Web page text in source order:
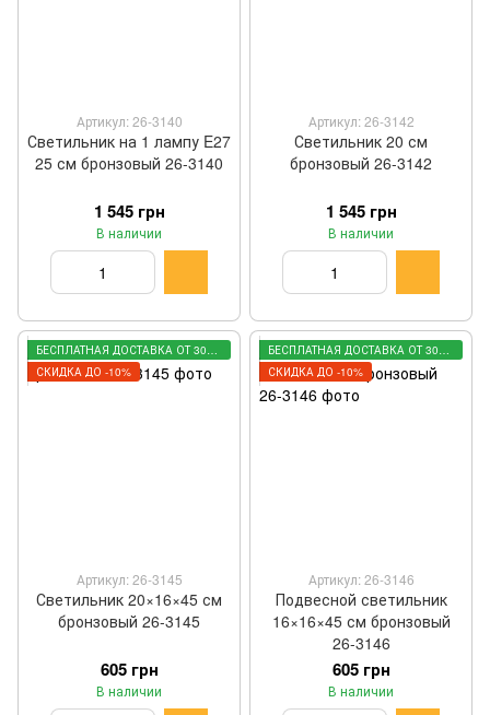
Артикул: 26-3140
Светильник на 1 лампу E27
25 см бронзовый 26-3140
1 545 грн
В наличии
Артикул: 26-3142
Светильник 20 см
бронзовый 26-3142
1 545 грн
В наличии
БЕСПЛАТНАЯ ДОСТАВКА ОТ 3000 ГРН
СКИДКА ДО -10%
Артикул: 26-3145
Светильник 20×16×45 см
бронзовый 26-3145
605 грн
В наличии
БЕСПЛАТНАЯ ДОСТАВКА ОТ 3000 ГРН
СКИДКА ДО -10%
Артикул: 26-3146
Подвесной светильник
16×16×45 см бронзовый
26-3146
605 грн
В наличии